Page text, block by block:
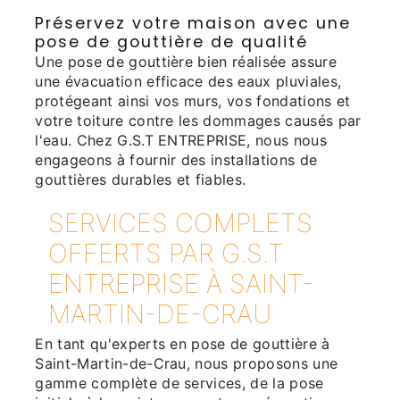
Préservez votre maison avec une
pose de gouttière de qualité
Une pose de gouttière bien réalisée assure
une évacuation efficace des eaux pluviales,
protégeant ainsi vos murs, vos fondations et
votre toiture contre les dommages causés par
l'eau. Chez G.S.T ENTREPRISE, nous nous
engageons à fournir des installations de
gouttières durables et fiables.
SERVICES COMPLETS
OFFERTS PAR G.S.T
ENTREPRISE À SAINT-
MARTIN-DE-CRAU
En tant qu'experts en pose de gouttière à
Saint-Martin-de-Crau, nous proposons une
gamme complète de services, de la pose